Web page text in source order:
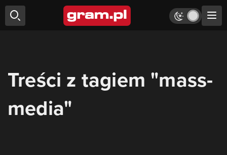
Treści z tagiem "mass-
media"